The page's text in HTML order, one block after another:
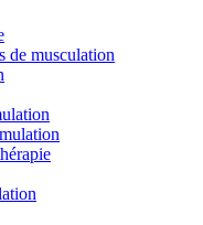
de musculation